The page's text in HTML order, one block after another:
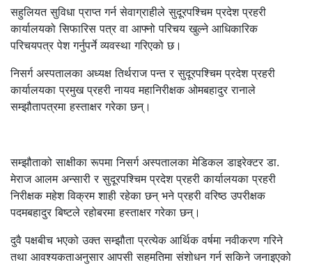
सहुलियत सुविधा प्राप्त गर्न सेवाग्राहीले सुदूरपश्चिम प्रदेश प्रहरी
कार्यालयको सिफारिस पत्र वा आफ्नो परिचय खुल्ने आधिकारिक
परिचयपत्र पेश गर्नुपर्ने व्यवस्था गरिएको छ।
निसर्ग अस्पतालका अध्यक्ष तिर्थराज पन्त र सुदूरपश्चिम प्रदेश प्रहरी
कार्यालयका प्रमुख प्रहरी नायव महानिरीक्षक ओमबहादुर रानाले
सम्झौतापत्रमा हस्ताक्षर गरेका छन्।
सम्झौताको साक्षीका रूपमा निसर्ग अस्पतालका मेडिकल डाइरेक्टर डा.
मेराज आलम अन्सारी र सुदूरपश्चिम प्रदेश प्रहरी कार्यालयका प्रहरी
निरीक्षक महेश विक्रम शाही रहेका छन् भने प्रहरी वरिष्ठ उपरीक्षक
पदमबहादुर बिष्टले रहोबरमा हस्ताक्षर गरेका छन्।
दुवै पक्षबीच भएको उक्त सम्झौता प्रत्येक आर्थिक वर्षमा नवीकरण गरिने
तथा आवश्यकताअनुसार आपसी सहमतिमा संशोधन गर्न सकिने जनाइएको